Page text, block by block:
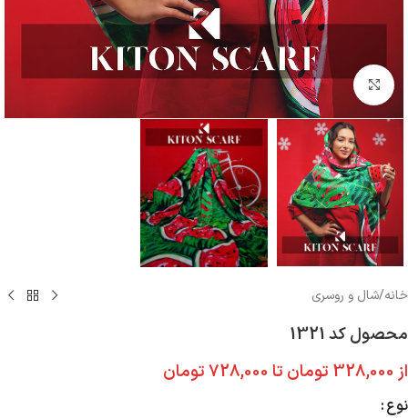
بزرگنمایی تصویر
خانه/شال و روسری
محصول کد 1321
از 328,000 تومان تا 728,000تومان
نوع